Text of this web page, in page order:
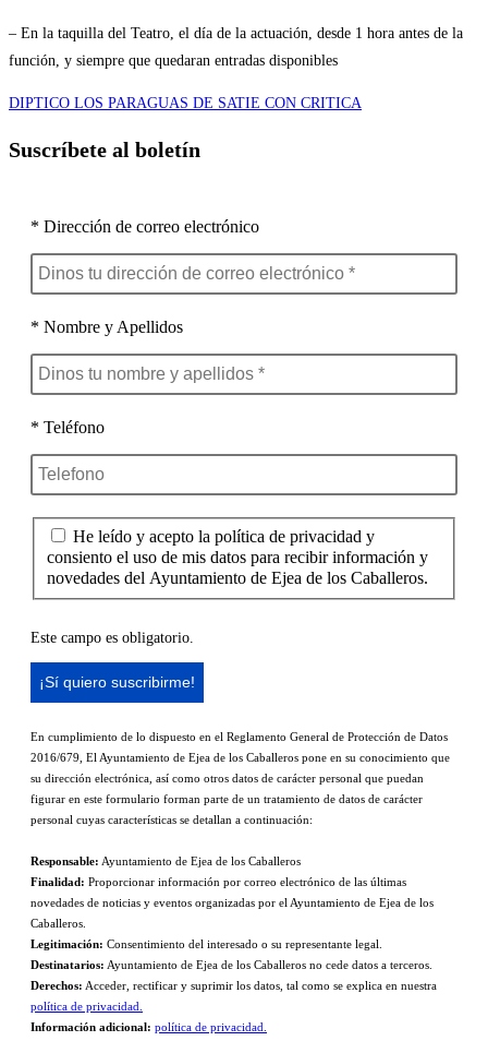
– En la taquilla del Teatro, el día de la actuación, desde 1 hora antes de la
función, y siempre que quedaran entradas disponibles
DIPTICO LOS PARAGUAS DE SATIE CON CRITICA
Suscríbete al boletín
* Dirección de correo electrónico
* Nombre y Apellidos
* Teléfono
He leído y acepto la política de privacidad y
consiento el uso de mis datos para recibir información y
novedades del Ayuntamiento de Ejea de los Caballeros.
Este campo es obligatorio.
En cumplimiento de lo dispuesto en el Reglamento General de Protección de Datos
2016/679, El Ayuntamiento de Ejea de los Caballeros pone en su conocimiento que
su dirección electrónica, así como otros datos de carácter personal que puedan
figurar en este formulario forman parte de un tratamiento de datos de carácter
personal cuyas características se detallan a continuación:
Responsable: Ayuntamiento de Ejea de los Caballeros
Finalidad: Proporcionar información por correo electrónico de las últimas
novedades de noticias y eventos organizadas por el Ayuntamiento de Ejea de los
Caballeros.
Legitimación: Consentimiento del interesado o su representante legal.
Destinatarios: Ayuntamiento de Ejea de los Caballeros no cede datos a terceros.
Derechos: Acceder, rectificar y suprimir los datos, tal como se explica en nuestra
política de privacidad.
Información adicional: política de privacidad.